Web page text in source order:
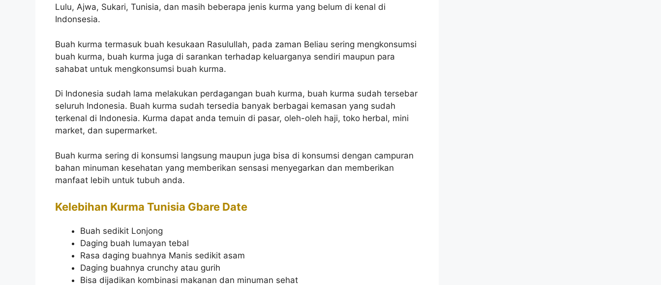
Lulu, Ajwa, Sukari, Tunisia, dan masih beberapa jenis kurma yang belum di kenal di
Indonsesia.
Buah kurma termasuk buah kesukaan Rasulullah, pada zaman Beliau sering mengkonsumsi
buah kurma, buah kurma juga di sarankan terhadap keluarganya sendiri maupun para
sahabat untuk mengkonsumsi buah kurma.
Di Indonesia sudah lama melakukan perdagangan buah kurma, buah kurma sudah tersebar
seluruh Indonesia. Buah kurma sudah tersedia banyak berbagai kemasan yang sudah
terkenal di Indonesia. Kurma dapat anda temuin di pasar, oleh-oleh haji, toko herbal, mini
market, dan supermarket.
Buah kurma sering di konsumsi langsung maupun juga bisa di konsumsi dengan campuran
bahan minuman kesehatan yang memberikan sensasi menyegarkan dan memberikan
manfaat lebih untuk tubuh anda.
Kelebihan Kurma Tunisia Gbare Date
Buah sedikit Lonjong
Daging buah lumayan tebal
Rasa daging buahnya Manis sedikit asam
Daging buahnya crunchy atau gurih
Bisa dijadikan kombinasi makanan dan minuman sehat